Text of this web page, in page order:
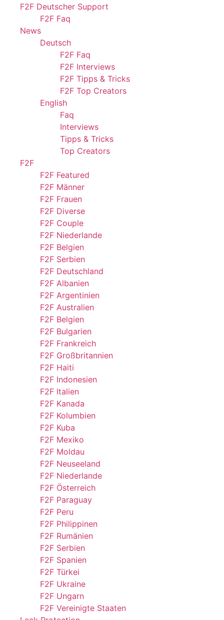
F2F Deutscher Support
F2F Faq
News
Deutsch
F2F Faq
F2F Interviews
F2F Tipps & Tricks
F2F Top Creators
English
Faq
Interviews
Tipps & Tricks
Top Creators
F2F
F2F Featured
F2F Männer
F2F Frauen
F2F Diverse
F2F Couple
F2F Niederlande
F2F Belgien
F2F Serbien
F2F Deutschland
F2F Albanien
F2F Argentinien
F2F Australien
F2F Belgien
F2F Bulgarien
F2F Frankreich
F2F Großbritannien
F2F Haiti
F2F Indonesien
F2F Italien
F2F Kanada
F2F Kolumbien
F2F Kuba
F2F Mexiko
F2F Moldau
F2F Neuseeland
F2F Niederlande
F2F Österreich
F2F Paraguay
F2F Peru
F2F Philippinen
F2F Rumänien
F2F Serbien
F2F Spanien
F2F Türkei
F2F Ukraine
F2F Ungarn
F2F Vereinigte Staaten